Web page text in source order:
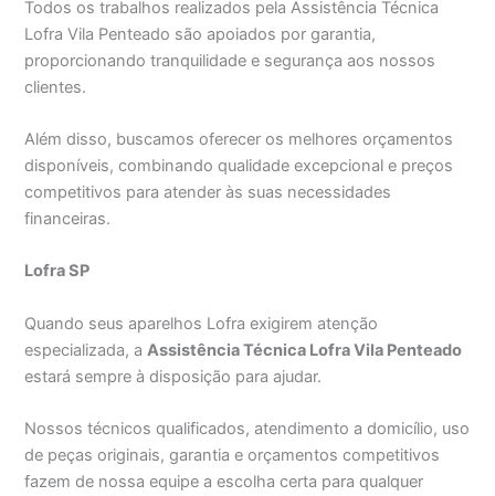
Todos os trabalhos realizados pela Assistência Técnica
Lofra Vila Penteado são apoiados por garantia,
proporcionando tranquilidade e segurança aos nossos
clientes.
Além disso, buscamos oferecer os melhores orçamentos
disponíveis, combinando qualidade excepcional e preços
competitivos para atender às suas necessidades
financeiras.
Lofra SP
Quando seus aparelhos Lofra exigirem atenção
especializada, a Assistência Técnica Lofra Vila Penteado
estará sempre à disposição para ajudar.
Nossos técnicos qualificados, atendimento a domicílio, uso
de peças originais, garantia e orçamentos competitivos
fazem de nossa equipe a escolha certa para qualquer